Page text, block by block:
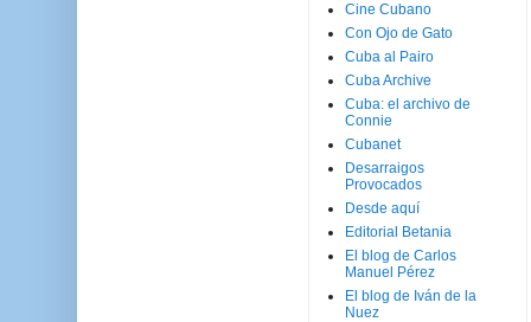
Cine Cubano
Con Ojo de Gato
Cuba al Pairo
Cuba Archive
Cuba: el archivo de
Connie
Cubanet
Desarraigos
Provocados
Desde aquí
Editorial Betania
El blog de Carlos
Manuel Pérez
El blog de Iván de la
Nuez